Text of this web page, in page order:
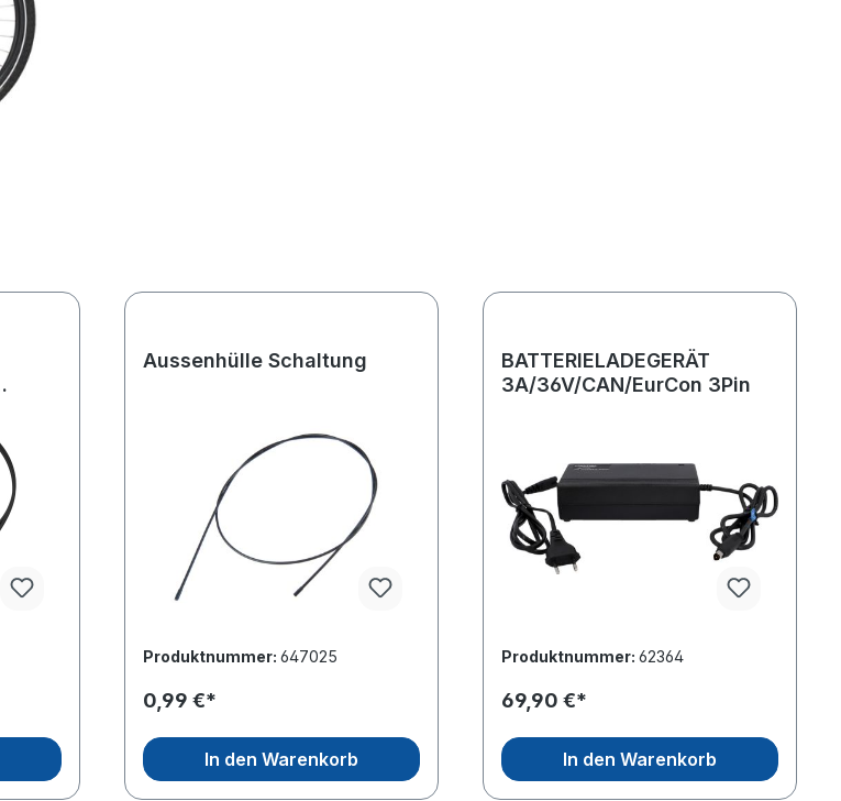
Aussenhülle Schaltung
Produktnummer: 647025
0,99 €*
In den Warenkorb
BATTERIELADEGERÄT
3A/36V/CAN/EurCon 3Pin
Produktnummer: 62364
69,90 €*
In den Warenkorb